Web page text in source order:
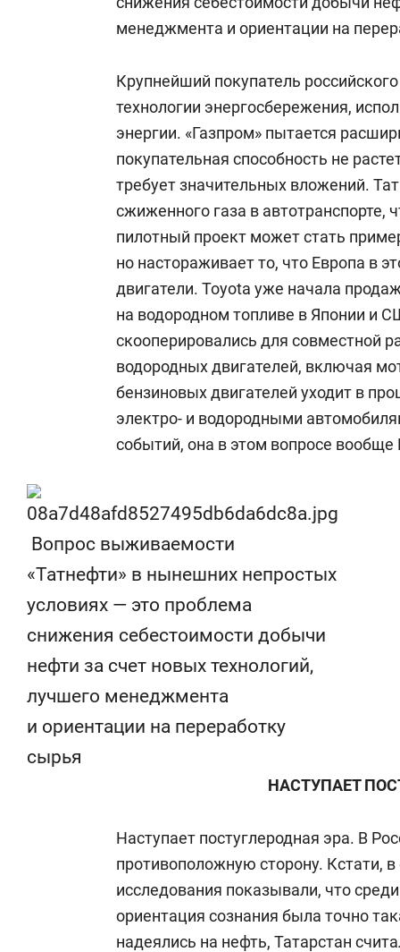
менеджмента и ориентации на
Крупнейший покупатель
технологии энергосбережения,
энергии. «Газпром» пытается
покупательная способность не
требует значительных вложений.
сжиженного газа в
пилотный проект может стать
но настораживает то, что Европа в
двигатели. Toyota уже начала
на водородном топливе в Японии и
скооперировались для совместной
водородных двигателей, включая
бензиновых двигателей уходит в
электро- и водородными
событий, она в этом вопросе
Вопрос выживаемости
«Татнефти» в нынешних непростых
условиях — это проблема
снижения себестоимости добычи
нефти за счет новых технологий,
лучшего менеджмента
и ориентации на переработку
сырья
НАСТУПАЕТ
Наступает постуглеродная эра. В
противоположную сторону. Кстати,
исследования показывали, что
ориентация сознания была точно
надеялись на нефть, Татарстан